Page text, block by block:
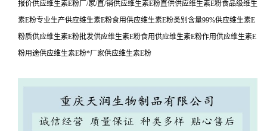
报价供应维生素E粉厂/家/直/销供应维生素E粉直供供应维生素E粉食品级维生
素E粉专业生产供应维生素E粉食用供应维生素E粉类别含量99%供应维生素E
粉质供应维生素E粉批发供应维生素E粉食用供应维生素E粉作用供应维生素E
粉用途供应维生素E粉*厂家供应维生素E粉